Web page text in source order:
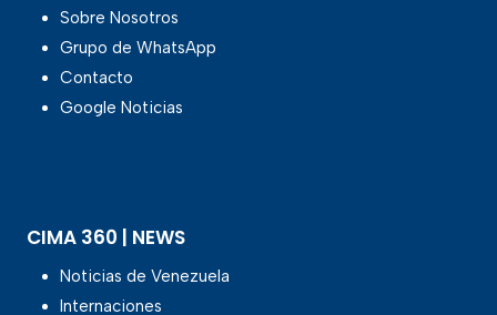
Sobre Nosotros
Grupo de WhatsApp
Contacto
Google Noticias
CIMA 360 | NEWS
Noticias de Venezuela
Internaciones